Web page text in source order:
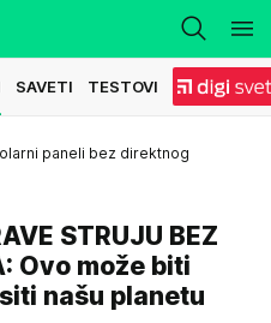
SAVETI TESTOVI
paneli bez direktnog
STRUJU BEZ
Ovo može biti
našu planetu